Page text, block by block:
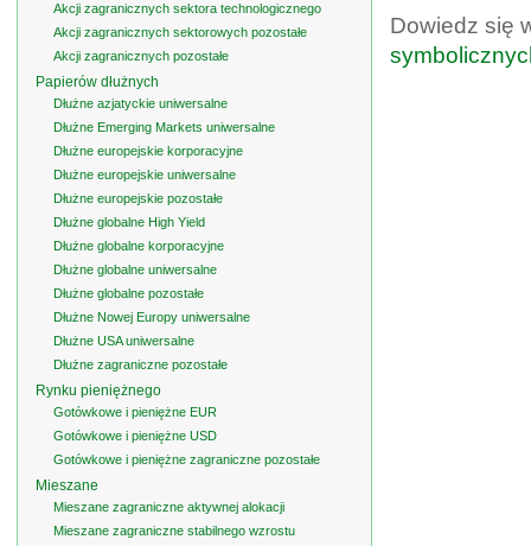
Dowiedz się
Akcji zagranicznych sektora technologicznego
Akcji zagranicznych sektorowych pozostałe
Akcji zagranicznych pozostałe
Papierów dłużnych
Dłużne azjatyckie uniwersalne
Dłużne Emerging Markets uniwersalne
Dłużne europejskie korporacyjne
Dłużne europejskie uniwersalne
Dłużne europejskie pozostałe
Dłużne globalne High Yield
Dłużne globalne korporacyjne
Dłużne globalne uniwersalne
Dłużne globalne pozostałe
Dłużne Nowej Europy uniwersalne
Dłużne USA uniwersalne
Dłużne zagraniczne pozostałe
Rynku pieniężnego
Gotówkowe i pieniężne EUR
Gotówkowe i pieniężne USD
Gotówkowe i pieniężne zagraniczne pozostałe
Mieszane
Mieszane zagraniczne aktywnej alokacji
Mieszane zagraniczne stabilnego wzrostu